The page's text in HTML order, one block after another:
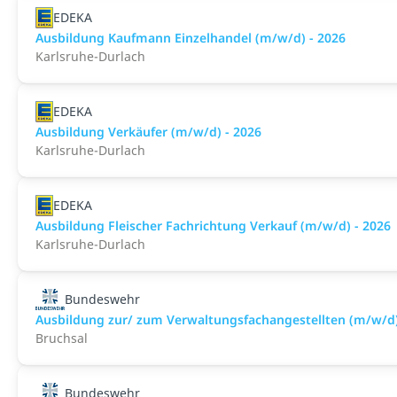
EDEKA
Ausbildung Kaufmann Einzelhandel (m/w/d) - 2026
Karlsruhe-Durlach
EDEKA
Ausbildung Verkäufer (m/w/d) - 2026
Karlsruhe-Durlach
EDEKA
Ausbildung Fleischer Fachrichtung Verkauf (m/w/d) - 2026
Karlsruhe-Durlach
Bundeswehr
Ausbildung zur/ zum Verwaltungsfachangestellten (m/w/
Bruchsal
Bundeswehr